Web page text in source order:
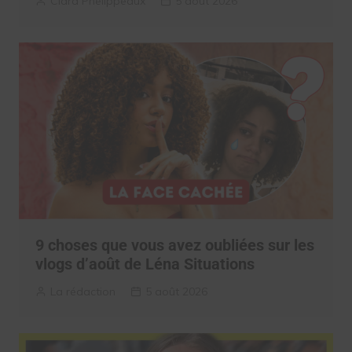
9 choses que vous avez oubliées sur les
vlogs d’août de Léna Situations